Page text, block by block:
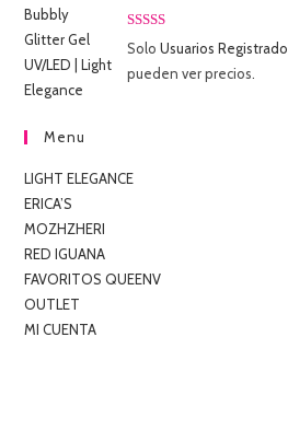
Valorado
5.00
5
SoloUsuarios
pueden ver precios.
Menu
LIGHT ELEGANCE
ERICA’S
MOZHZHERI
RED IGUANA
FAVORITOS QUEENV
OUTLET
MI CUENTA